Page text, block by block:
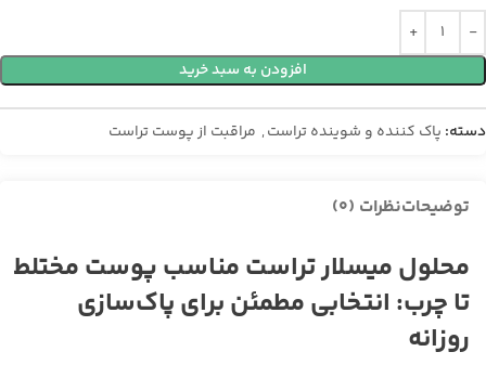
افزودن به سبد خرید
دسته: پاک کننده و شوینده تراست, مراقبت از پوست تراست
توضیحاتنظرات (0)
محلول میسلار تراست مناسب پوست مختلط
تا چرب: انتخابی مطمئن برای پاک‌سازی
روزانه